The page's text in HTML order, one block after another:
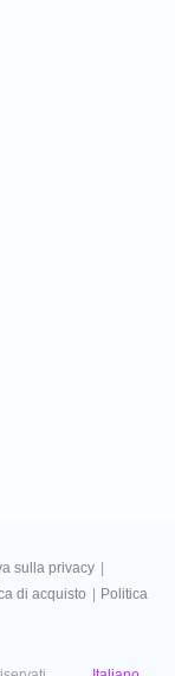
sulla privacy
di acquisto
Politica